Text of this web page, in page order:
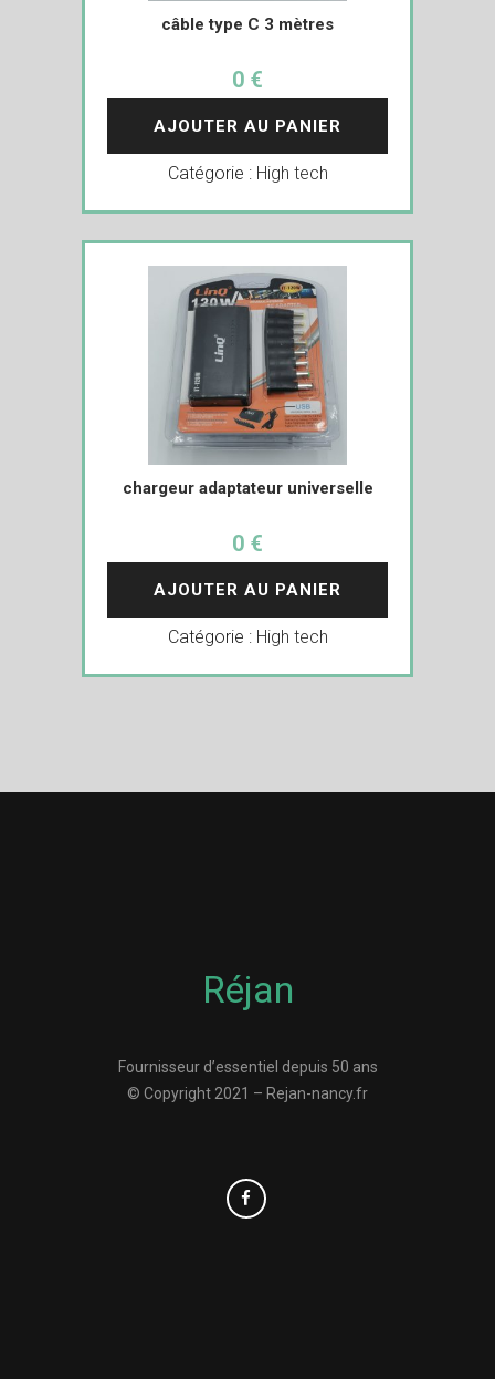
câble type C 3 mètres
0 €
AJOUTER AU PANIER
Catégorie : High tech
chargeur adaptateur universelle
0 €
AJOUTER AU PANIER
Catégorie : High tech
Réjan
Fournisseur d’essentiel depuis 50 ans
© Copyright 2021 – Rejan-nancy.fr